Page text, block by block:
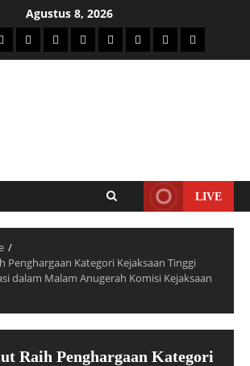
Agustus 8, 2026
LIVE
Penghargaan Kategori Kejaksaan Tinggi
dalam Malam Anugerah Komisi Kejaksaan
Raih Penghargaan Kategori